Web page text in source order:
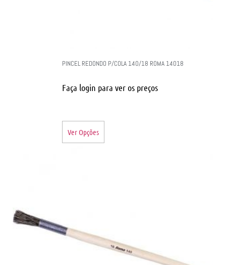
PINCEL REDONDO P/COLA 140/18 ROMA 14018
Faça login para ver os preços
Ver Opções